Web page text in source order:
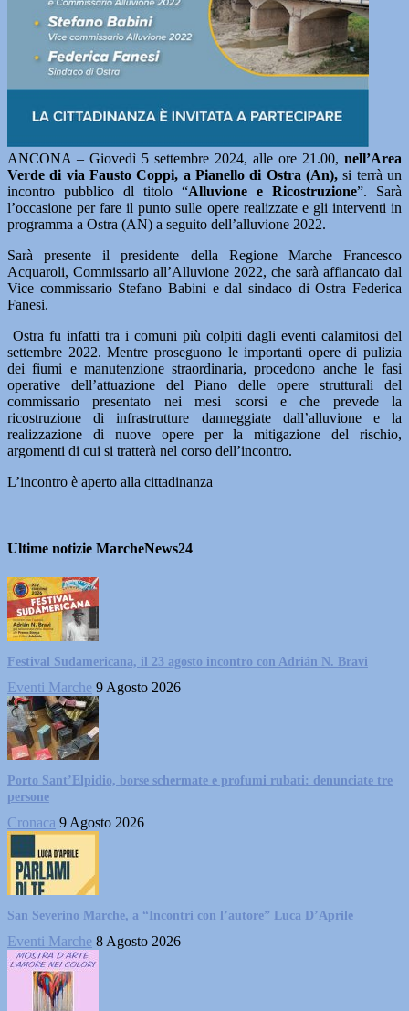
ANCONA – Giovedì 5 settembre 2024, alle ore 21.00, nell’Area
Verde di via Fausto Coppi, a Pianello di Ostra (An), si terrà un
incontro pubblico dl titolo “Alluvione e Ricostruzione”. Sarà
l’occasione per fare il punto sulle opere realizzate e gli interventi in
programma a Ostra (AN) a seguito dell’alluvione 2022.
Sarà presente il presidente della Regione Marche Francesco
Acquaroli, Commissario all’Alluvione 2022, che sarà affiancato dal
Vice commissario Stefano Babini e dal sindaco di Ostra Federica
Fanesi.
Ostra fu infatti tra i comuni più colpiti dagli eventi calamitosi del
settembre 2022. Mentre proseguono le importanti opere di pulizia
dei fiumi e manutenzione straordinaria, procedono anche le fasi
operative dell’attuazione del Piano delle opere strutturali del
commissario presentato nei mesi scorsi e che prevede la
ricostruzione di infrastrutture danneggiate dall’alluvione e la
realizzazione di nuove opere per la mitigazione del rischio,
argomenti di cui si tratterà nel corso dell’incontro.
L’incontro è aperto alla cittadinanza
Ultime notizie MarcheNews24
Festival Sudamericana, il 23 agosto incontro con Adrián N. Bravi
Eventi Marche 9 Agosto 2026
Porto Sant’Elpidio, borse schermate e profumi rubati: denunciate tre
persone
Cronaca 9 Agosto 2026
San Severino Marche, a “Incontri con l’autore” Luca D’Aprile
Eventi Marche 8 Agosto 2026